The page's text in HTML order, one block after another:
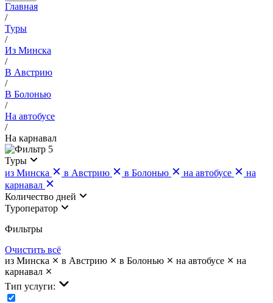
Главная
/
Туры
/
Из Минска
/
В Австрию
/
В Болонью
/
На автобусе
/
На карнавал
5
Туры
из Минска
в Австрию в Болонью на автобусе
на
карнавал
Количество дней
Туроператор
Фильтры
Очистить всё
из Минска
в Австрию в Болонью на автобусе
на
карнавал
Тип услуги: